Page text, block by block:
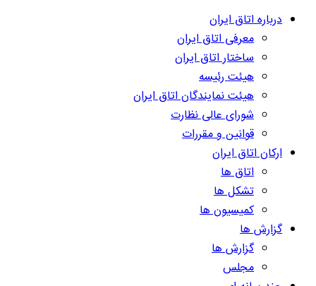
درباره اتاق ایران
معرفی اتاق ایران
ساختار اتاق ایران
هیئت رئیسه
هیئت نمایندگان اتاق ایران
شورای عالی نظارت
قوانین و مقررات
ارکان اتاق ایران
اتاق ها
تشکل ها
کمیسیون ها
گزارش ها
گزارش ها
مجلس